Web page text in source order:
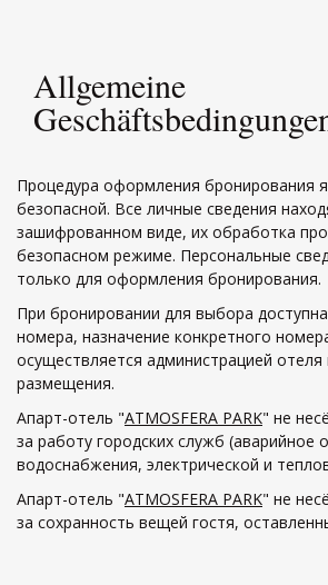
Allgemeine
Процедура оформления бронирования
безопасной. Все личные сведения
зашифрованном виде, их обработка
безопасном режиме. Персональные
только для оформления бронирования.
При бронировании для выбора
номера, назначение конкретного
осуществляется администрацией отеля
размещения.
Апарт-отель "ATMOSFERA PARK" не
за работу городских служб (аварийное
водоснабжения, электрической и
Апарт-отель "ATMOSFERA PARK" не
за сохранность вещей гостя,